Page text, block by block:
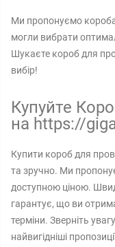
Ми пропонуємо
могли вибрати
Шукаєте короб для
вибір!
Купуйте
на https://
Купити короб для
та зручно. Ми
доступною ціною.
гарантує, що ви
терміни. Зверніть
найвигідніші